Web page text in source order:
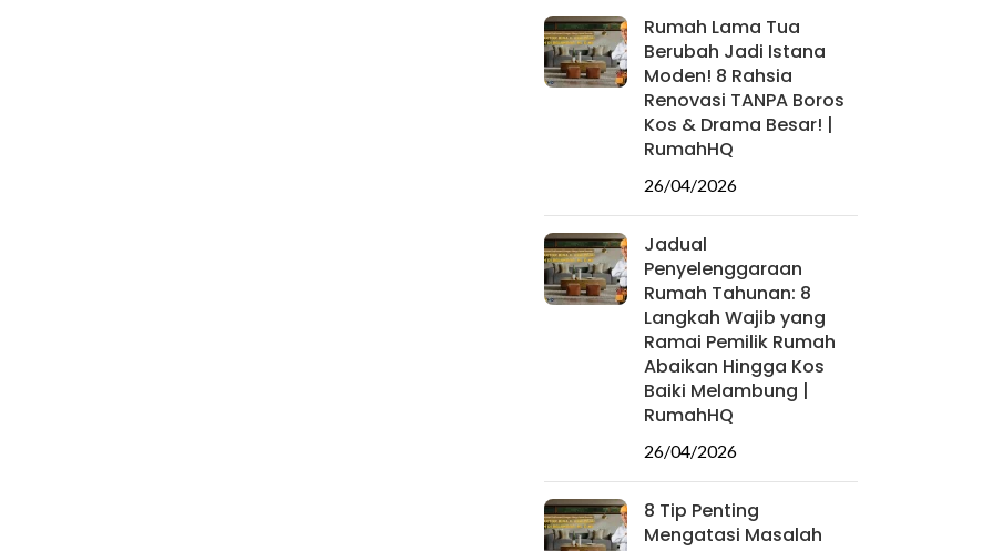
Rumah Lama Tua
Berubah Jadi Istana
Moden! 8 Rahsia
Renovasi TANPA Boros
Kos & Drama Besar! |
RumahHQ
26/04/2026
Jadual
Penyelenggaraan
Rumah Tahunan: 8
Langkah Wajib yang
Ramai Pemilik Rumah
Abaikan Hingga Kos
Baiki Melambung |
RumahHQ
26/04/2026
8 Tip Penting
Mengatasi Masalah